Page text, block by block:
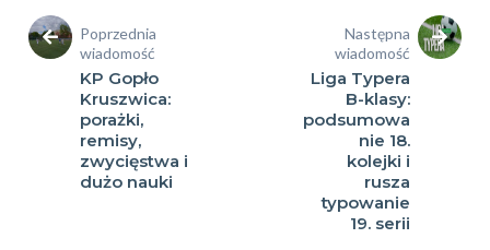
Poprzednia
wiadomość
KP Gopło
Kruszwica:
porażki,
remisy,
zwycięstwa i
dużo nauki
Następna
wiadomość
Liga Typera
B-klasy:
podsumowa
nie 18.
kolejki i
rusza
typowanie
19. serii